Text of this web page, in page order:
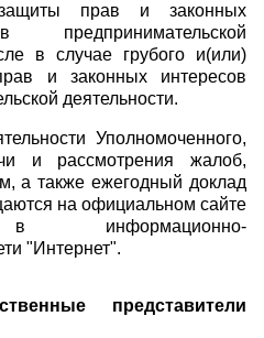
прав и законных
предпринимательской
в случае грубого и(или)
и законных интересов
деятельности.
Уполномоченного,
и рассмотрения жалоб,
а также ежегодный доклад
на официальном сайте
в информационно-
"Интернет".
представители